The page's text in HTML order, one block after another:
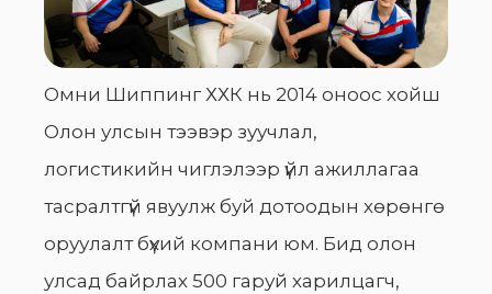
Омни Шиппинг ХХК нь 2014 оноос хойш
Олон улсын тээвэр зуучлал,
логистикийн чиглэлээр үйл ажиллагаа
тасралтгүй явуулж буй дотоодын хөрөнгө
оруулалт бүхий компани юм. Бид олон
улсад байрлах 500 гаруй харилцагч,